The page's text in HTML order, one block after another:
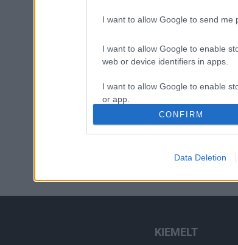
I want to allow Google to send me
I want to allow Google to enable
web or device identifiers in apps.
I want to allow Google to enable
or app.
I want to allow Google to enable
I want to allow Google to enable
authentication functionality and
CONFIRM
Data Deletion
KIEMELT